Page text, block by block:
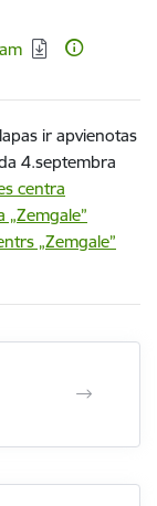
ir apvienotas
4.septembra
centra
„Zemgale”
„Zemgale”